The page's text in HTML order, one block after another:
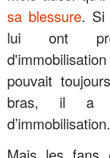
sa blessure. Si
lui ont
pouvait
bras, il a
d’immobilisation.